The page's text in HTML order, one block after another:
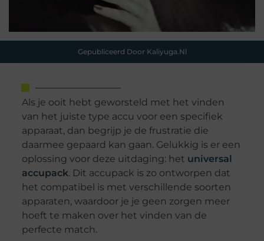
Gepubliceerd Door Kaliyuga.nl
Als je ooit hebt geworsteld met het vinden
van het juiste type accu voor een specifiek
apparaat, dan begrijp je de frustratie die
daarmee gepaard kan gaan. Gelukkig is er een
oplossing voor deze uitdaging: het universal
accupack. Dit accupack is zo ontworpen dat
het compatibel is met verschillende soorten
apparaten, waardoor je je geen zorgen meer
hoeft te maken over het vinden van de
perfecte match.